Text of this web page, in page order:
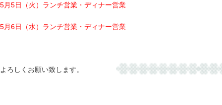
5月5日（火）ランチ営業・ディナー営業
5月6日（水）ランチ営業・ディナー営業
よろしくお願い致します。